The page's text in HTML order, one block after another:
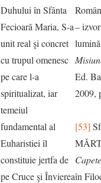
Duhului în Sfânta
Fecioară Maria, S-a
unit real şi concret
cu trupul omenesc
pe care l-a
spiritualizat, iar
temeiul
fundamental al
Euharistiei îl
constituie jertfa de
pe Cruce şi Învierea
–
Ed.
2009,
[53]
în